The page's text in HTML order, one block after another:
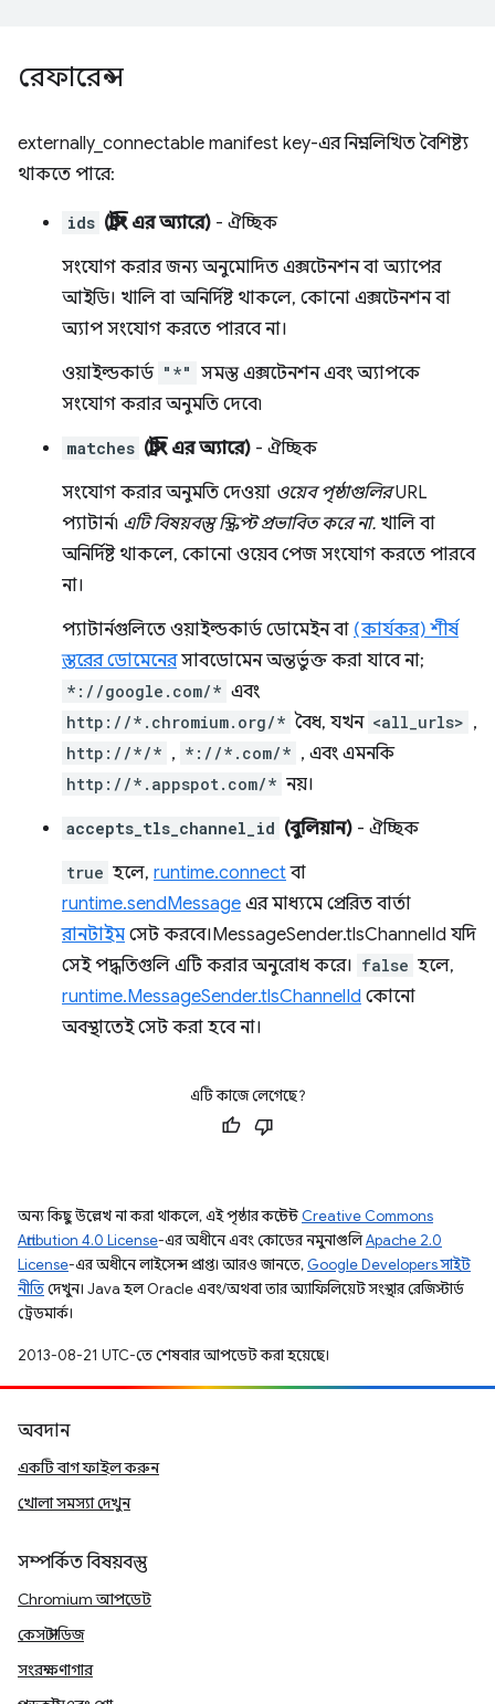
রেফারেন্স
externally_connectable manifest key-এর নিম্নলিখিত বৈশিষ্ট্য
থাকতে পারে:
ids (স্ট্রিং এর অ্যারে) - ঐচ্ছিক
সংযোগ করার জন্য অনুমোদিত এক্সটেনশন বা অ্যাপের
আইডি। খালি বা অনির্দিষ্ট থাকলে, কোনো এক্সটেনশন বা
অ্যাপ সংযোগ করতে পারবে না।
ওয়াইল্ডকার্ড "*" সমস্ত এক্সটেনশন এবং অ্যাপকে
সংযোগ করার অনুমতি দেবে৷
matches (স্ট্রিং এর অ্যারে) - ঐচ্ছিক
সংযোগ করার অনুমতি দেওয়া ওয়েব পৃষ্ঠাগুলিরURL
প্যাটার্ন৷ এটি বিষয়বস্তু স্ক্রিপ্ট প্রভাবিত করে না. খালি বা
অনির্দিষ্ট থাকলে, কোনো ওয়েব পেজ সংযোগ করতে পারবে
না।
প্যাটার্নগুলিতে ওয়াইল্ডকার্ড ডোমেইন বা (কার্যকর) শীর্ষ
স্তরের ডোমেনেরসাবডোমেন অন্তর্ভুক্ত করা যাবে না;
*://google.com/* এবং
http://*.chromium.org/* বৈধ, যখন <all_urls> ,
http://*/* , *://*.com/* , এবং এমনকি
http://*.appspot.com/* নয়।
accepts_tls_channel_id (বুলিয়ান) - ঐচ্ছিক
true হলে, runtime.connectবা
runtime.sendMessage এর মাধ্যমে প্রেরিত বার্তা
রানটাইম সেট করবে।MessageSender.tlsChannelId যদি
সেই পদ্ধতিগুলি এটি করার অনুরোধ করে। false হলে,
runtime.MessageSender.tlsChannelId কোনো
অবস্থাতেই সেট করা হবে না।
এটি কাজে লেগেছে?
অন্য কিছু উল্লেখ না করা থাকলে, এই পৃষ্ঠার কন্টেন্ট Creative Commons
Attribution 4.0 License-এর অধীনে এবং কোডের নমুনাগুলিApache 2.0
License-এর অধীনে লাইসেন্স প্রাপ্ত। আরও জানতে, Google Developers সাইট
নীতিদেখুন। Java হল Oracle এবং/অথবা তার অ্যাফিলিয়েট সংস্থার রেজিস্টার্ড
ট্রেডমার্ক।
2013-08-21 UTC-তে শেষবার আপডেট করা হয়েছে।
অবদান
একটি বাগ ফাইল করুন
খোলা সমস্যা দেখুন
সম্পর্কিত বিষয়বস্তু
Chromium আপডেট
কেস স্টাডিজ
সংরক্ষণাগার